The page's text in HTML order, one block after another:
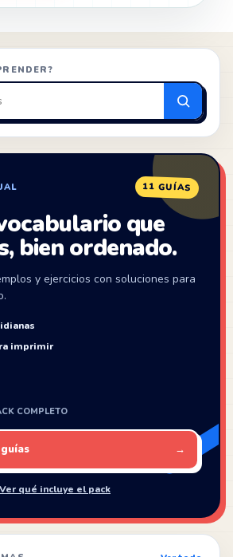
11 GUÍAS
que
bien ordenado.
y ejercicios con soluciones para
imprimir
COMPLETO
→
Ver qué incluye el pack